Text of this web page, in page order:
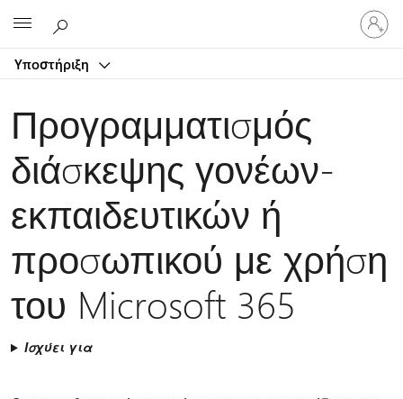
Υποστήριξη
Είσοδος
στον
Προγραμματισμός
διάσκεψης γονέων-
εκπαιδευτικών ή
προσωπικού με χρήση
του Microsoft 365
Ισχύει για